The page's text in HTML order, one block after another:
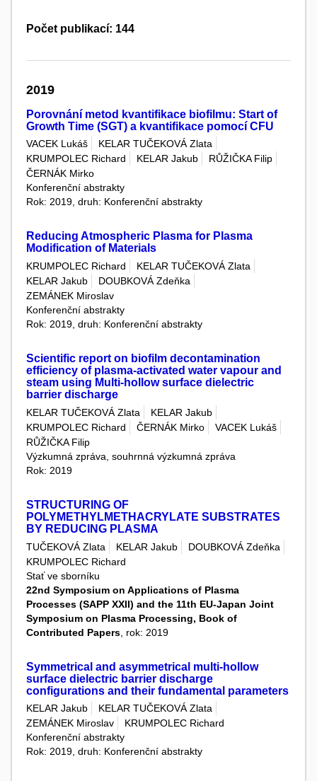
Počet publikací: 144
2019
Porovnání metod kvantifikace biofilmu: Start of
Growth Time (SGT) a kvantifikace pomocí CFU
VACEK Lukáš
KELAR TUČEKOVÁ Zlata
KRUMPOLEC Richard
KELAR Jakub
RŮŽIČKA Filip
ČERNÁK Mirko
Konferenční abstrakty
Rok: 2019, druh: Konferenční abstrakty
Reducing Atmospheric Plasma for Plasma
Modification of Materials
KRUMPOLEC Richard
KELAR TUČEKOVÁ Zlata
KELAR Jakub
DOUBKOVÁ Zdeňka
ZEMÁNEK Miroslav
Konferenční abstrakty
Rok: 2019, druh: Konferenční abstrakty
Scientific report on biofilm decontamination
efficiency of plasma-activated water vapour and
steam using Multi-hollow surface dielectric
barrier discharge
KELAR TUČEKOVÁ Zlata
KELAR Jakub
KRUMPOLEC Richard
ČERNÁK Mirko
VACEK Lukáš
RŮŽIČKA Filip
Výzkumná zpráva, souhrnná výzkumná zpráva
Rok: 2019
STRUCTURING OF
POLYMETHYLMETHACRYLATE SUBSTRATES
BY REDUCING PLASMA
TUČEKOVÁ Zlata KELAR Jakub
DOUBKOVÁ Zdeňka
KRUMPOLEC Richard
Stať ve sborníku
22nd Symposium on Applications of Plasma
Processes (SAPP XXII) and the 11th EU-Japan Joint
Symposium on Plasma Processing, Book of
Contributed Papers , rok: 2019
Symmetrical and asymmetrical multi-hollow
surface dielectric barrier discharge
configurations and their fundamental parameters
KELAR Jakub
KELAR TUČEKOVÁ Zlata
ZEMÁNEK Miroslav
KRUMPOLEC Richard
Konferenční abstrakty
Rok: 2019, druh: Konferenční abstrakty